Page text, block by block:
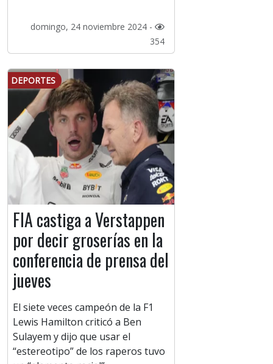
domingo, 24 noviembre 2024 -
354
DEPORTES
FIA castiga a Verstappen
por decir groserías en la
conferencia de prensa del
jueves
El siete veces campeón de la F1
Lewis Hamilton criticó a Ben
Sulayem y dijo que usar el
“estereotipo” de los raperos tuvo